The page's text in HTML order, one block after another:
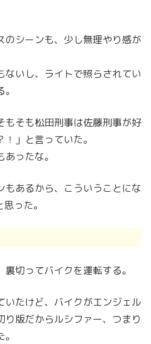
のシーンも、少し無理やり感が
ないし、ライトで照らされてい
もそも松田刑事は佐藤刑事が好
」と言っていた。
ったな。
もあるから、こういうことにな
った。
切ってバイクを運転する。
いたけど、バイクがエンジェル
り版だからルシファー、つまり